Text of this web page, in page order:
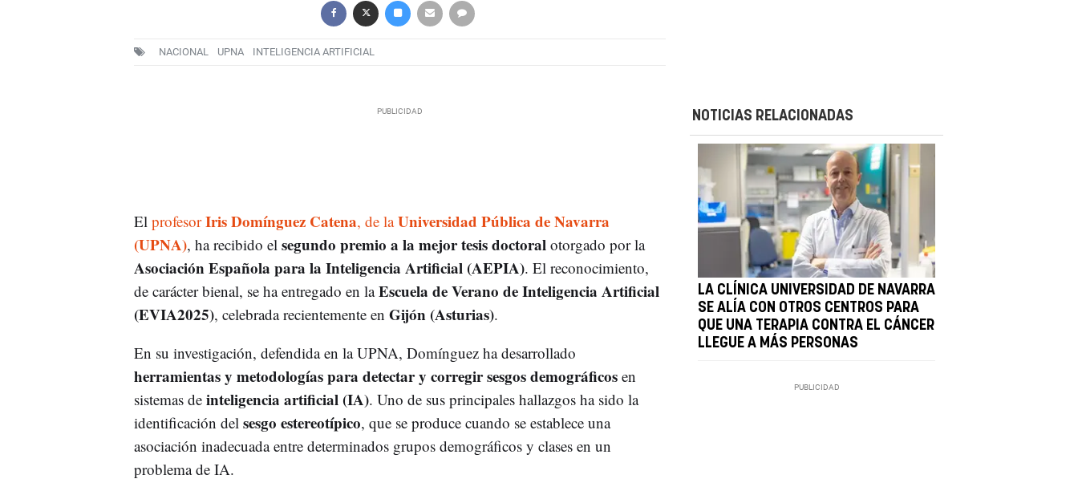
NACIONAL UPNA INTELIGENCIA ARTIFICIAL
El profesorIris Domínguez Catena, de laUniversidad Pública de Navarra
(UPNA), ha recibido el segundo premio a la mejor tesis doctoral otorgado por la
Asociación Española para la Inteligencia Artificial (AEPIA). El reconocimiento,
de carácter bienal, se ha entregado en laEscuela de Verano de Inteligencia Artificial
(EVIA2025), celebrada recientemente en Gijón (Asturias).
En su investigación, defendida en la UPNA, Domínguez ha desarrollado
herramientas y metodologías para detectar y corregir sesgos demográficosen
sistemas de inteligencia artificial (IA). Uno de sus principales hallazgos ha sido la
identificación del sesgo estereotípico, que se produce cuando se establece una
asociación inadecuada entre determinados grupos demográficos y clases en un
problema de IA.
NOTICIAS RELACIONADAS
LA CLÍNICA UNIVERSIDAD DE NAVARRA
SE ALÍA CON OTROS CENTROS PARA
QUE UNA TERAPIA CONTRA EL CÁNCER
LLEGUE A MÁS PERSONAS